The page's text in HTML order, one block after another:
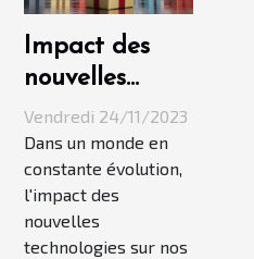
Impact des
nouvelles
technologies
sur les
tendances
cadeaux de
demain
Vendredi 24/11/2023
Dans un monde en
constante évolution,
l'impact des
nouvelles
technologies sur nos